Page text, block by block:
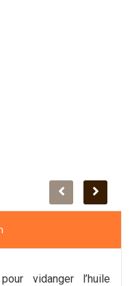
vidanger l’huile